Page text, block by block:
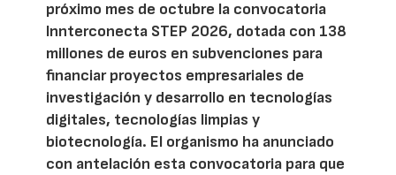
próximo mes de octubre la convocatoria
Innterconecta STEP 2026, dotada con 138
millones de euros en subvenciones para
financiar proyectos empresariales de
investigación y desarrollo en tecnologías
digitales, tecnologías limpias y
biotecnología. El organismo ha anunciado
con antelación esta convocatoria para que